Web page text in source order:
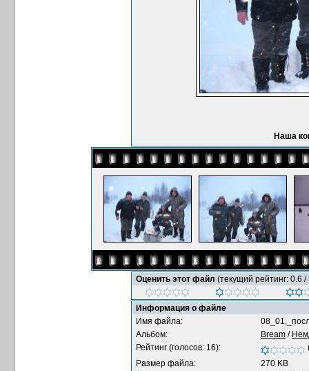
Наша
Оценить этот файл (текущий рейтинг: 0.6 /
Информация о файле
Имя файла:
Альбом:
Bream /
Рейтинг (голосов: 16):
Размер файла:
270 KB